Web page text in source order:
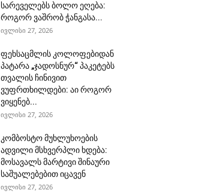
სარეველებს ბოლო ეღება:
როგორ ვაშრობ ჭანგასა...
ივლისი 27, 2026
ფეხსაცმლის კოლოფებიდან
პატარა „ჯადოსნურ“ პაკეტებს
თვალის ჩინივით
ვუფრთხილდები: აი როგორ
ვიყენებ...
ივლისი 27, 2026
კომბოსტო მუხლუხოების
ადვილი მსხვერპლი ხდება:
მოსავალს მარტივი შინაური
საშუალებებით იცავენ
ივლისი 27, 2026